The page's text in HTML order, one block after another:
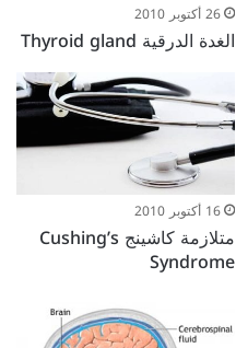
26 أكتوبر 2010
الغدة الدرقية Thyroid gland
16 أكتوبر 2010
متلازمة كاشينج Cushing’s
Syndrome